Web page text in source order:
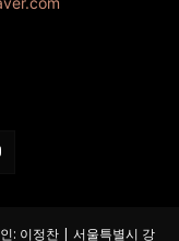
: 이정찬 | 서울특별시 강